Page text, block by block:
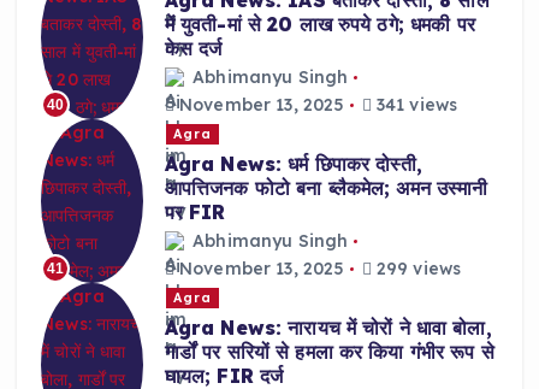
40
में युवती-मां से 20 लाख रुपये ठगे; धमकी पर
केस दर्ज
Abhimanyu Singh
November 13, 2025
341 views
41
Agra
Agra News: धर्म छिपाकर दोस्ती,
आपत्तिजनक फोटो बना ब्लैकमेल; अमन उस्मानी
पर FIR
Abhimanyu Singh
November 13, 2025
299 views
Agra
Agra News: नारायच में चोरों ने धावा बोला,
गार्डों पर सरियों से हमला कर किया गंभीर रूप से
घायल; FIR दर्ज